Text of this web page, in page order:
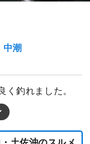
中潮
く釣れました。